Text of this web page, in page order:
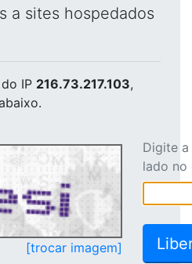
a sites hospedados
do IP 216.73.217.103,
[trocar imagem]
Digite
lado no